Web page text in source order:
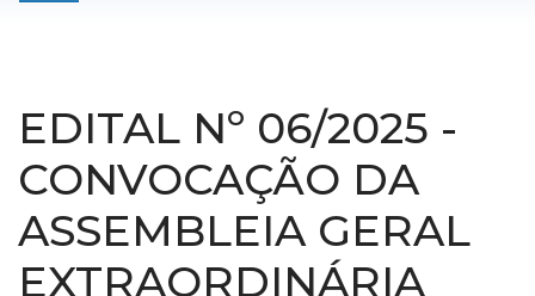
O
SINDICATO
Institucional
COMUNICAÇÃO
Notas Oficiais
Publicações
Fale
seu
EDITAL Nº 06/2025 -
CONVOCAÇÃO DA
ASSEMBLEIA GERAL
EXTRAORDINÁRIA